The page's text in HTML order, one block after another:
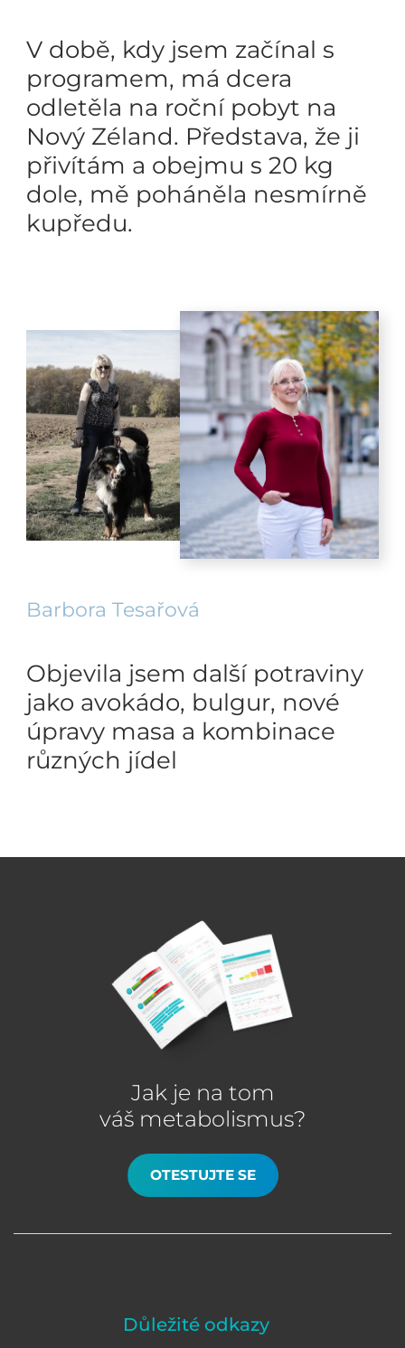
V době, kdy jsem začínal s
programem, má dcera
odletěla na roční pobyt na
Nový Zéland. Představa, že ji
přivítám a obejmu s 20 kg
dole, mě poháněla nesmírně
kupředu.
Barbora Tesařová
Objevila jsem další potraviny
jako avokádo, bulgur, nové
úpravy masa a kombinace
různých jídel
Jak je na tom
váš metabolismus?
OTESTUJTE SE
Důležité odkazy